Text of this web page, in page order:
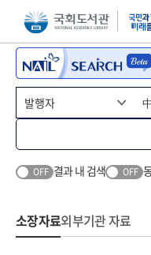
본문 바로가기주메뉴 바로가기
OFF 결과 내 검색 OFF
소장자료외부기관 자료